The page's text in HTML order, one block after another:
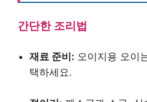
간단한 조리법
재료 준비: 오이지용 오이
택하세요.